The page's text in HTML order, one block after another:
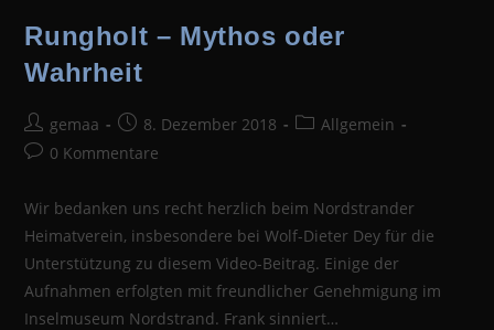
Rungholt – Mythos oder
Wahrheit
Beitrags-
Autor:
gemaa
Beitrag
veröffentlicht:
8. Dezember 2018
Beitrags-
Allgemein
Beitrags-
0 Kommentare
Wir bedanken uns recht herzlich beim Nordstrander
Heimatverein, insbesondere bei Wolf-Dieter Dey für die
Unterstützung zu diesem Video-Beitrag. Einige der
Aufnahmen erfolgten mit freundlicher Genehmigung im
Inselmuseum Nordstrand. Frank sinniert…